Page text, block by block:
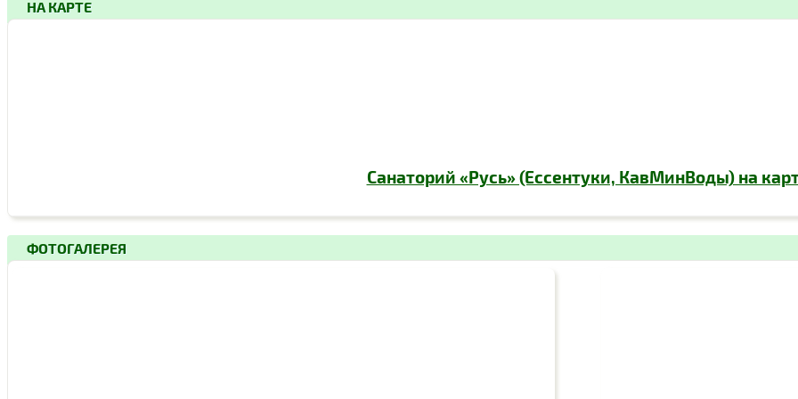
НА КАРТЕ
Санаторий «Русь» (Ессентуки, КавМинВоды) на
ФОТОГАЛЕРЕЯ